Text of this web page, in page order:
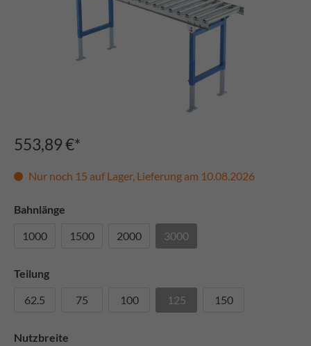
553,89 €*
Nur noch 15 auf Lager, Lieferung am 10.08.2026
Bahnlänge
1000
1500 2000 3000
Teilung
62.5
75 100 125 150
Nutzbreite